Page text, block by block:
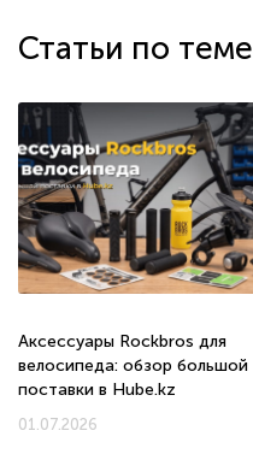
Статьи по теме
Аксессуары Rockbros для
велосипеда: обзор большой
поставки в Hube.kz
01.07.2026